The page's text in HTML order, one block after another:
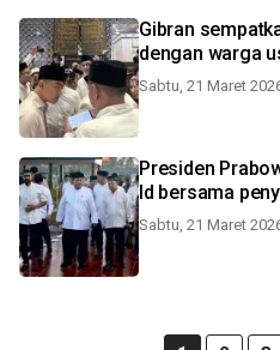
Gibran
dengan warga
Sabtu, 21 Maret
Presiden
Id bersama
Sabtu, 21 Maret